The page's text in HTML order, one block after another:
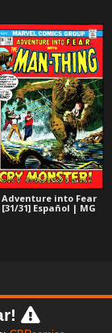
Adventure into Fear
[31/31] Español | MG